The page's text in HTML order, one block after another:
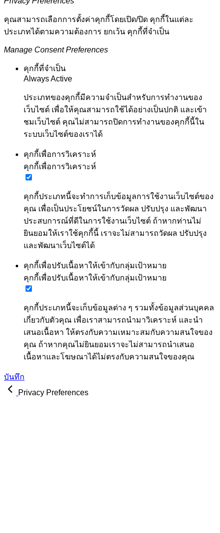
คุณสามารถเลือกการตั้งค่าคุกกี้โดยเปิด/ปิด คุกกี้ในแต่ละ
ประเภทได้ตามความต้องการ ยกเว้น คุกกี้ที่จำเป็น
Manage Consent Preferences
คุกกี้ที่จำเป็น
Always Active
ประเภทของคุกกี้มีความจำเป็นสำหรับการทำงานของ
เว็บไซต์ เพื่อให้คุณสามารถใช้ได้อย่างเป็นปกติ และเข้า
ชมเว็บไซต์ คุณไม่สามารถปิดการทำงานของคุกกี้นี้ใน
ระบบเว็บไซต์ของเราได้
คุกกี้เพื่อการวิเคราะห์
คุกกี้เพื่อการวิเคราะห์
คุกกี้ประเภทนี้จะทำการเก็บข้อมูลการใช้งานเว็บไซต์ของ
คุณ เพื่อเป็นประโยชน์ในการวัดผล ปรับปรุง และพัฒนา
ประสบการณ์ที่ดีในการใช้งานเว็บไซต์ ถ้าหากท่านไม่
ยินยอมให้เราใช้คุกกี้นี้ เราจะไม่สามารถวัดผล ปรับปรุง
และพัฒนาเว็บไซต์ได้
คุกกี้เพื่อปรับเนื้อหาให้เข้ากับกลุ่มเป้าหมาย
คุกกี้เพื่อปรับเนื้อหาให้เข้ากับกลุ่มเป้าหมาย
คุกกี้ประเภทนี้จะเก็บข้อมูลต่าง ๆ รวมทั้งข้อมูลส่วนบุคคล
เกี่ยวกับตัวคุณ เพื่อเราสามารถนำมาวิเคราะห์ และนำ
เสนอเนื้อหา ให้ตรงกับความเหมาะสมกับความสนใจของ
คุณ ถ้าหากคุณไม่ยินยอมเราจะไม่สามารถนำเสนอ
เนื้อหาและโฆษณาได้ไม่ตรงกับความสนใจของคุณ
บันทึก
Privacy Preferences